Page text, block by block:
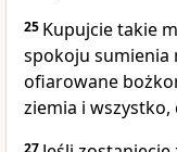
25 Kupujcie takie
spokoju sumienia
ofiarowane
ziemia i wszystko,
27